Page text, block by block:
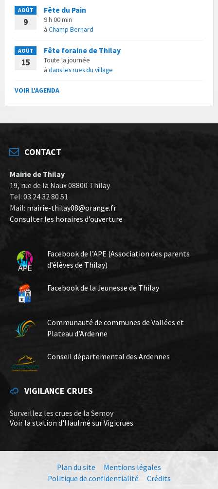
AOÛT
9
Fête du Pain
9 h 00 min
à Champ Bernard
AOÛT
15
Fête foraine de Thilay
Toute la journée
à dans les rues du village
VOIR L'AGENDA
CONTACT
Mairie de Thilay
19, rue de la Naux 08800 Thilay
Tel: 03 24 32 80 51
Mail: mairie-thilay08@orange.fr
Consulter les horaires d’ouverture
Facebook de l’APE (Association des parents
d’élèves de Thilay)
Facebook de la Jeunesse de Thilay
Communauté de communes de Vallées et
Plateau d’Ardenne
Conseil départemental des Ardennes
VIGILANCE CRUES
Surveillez les crues de la Semoy
Voir la station d'Haulmé sur Vigicrues
Plan du site
Mentions légales
Politique de confidentialité
Crédits